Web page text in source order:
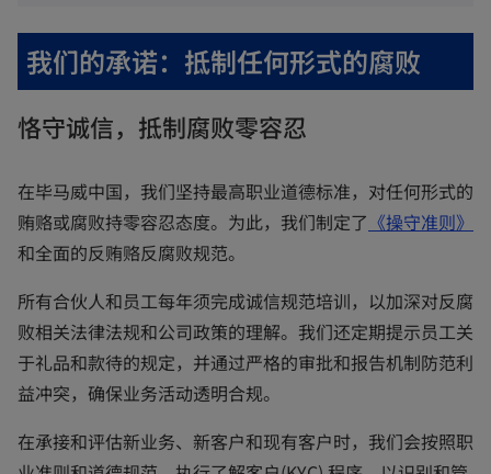
n
e
t
b
我们的承诺：抵制任何形式的腐败
恪守诚信，抵制腐败零容忍
在毕马威中国，我们坚持最高职业道德标准，对任何形式的
贿赂或腐败持零容忍态度。为此，我们制定了 《操守准则o
n
s
i
a
n
》
和全面的反贿赂反腐败规范。
所有合伙人和员工每年须完成诚信规范培训，以加深对反腐
败相关法律法规和公司政策的理解。我们还定期提示员工关
于礼品和款待的规定，并通过严格的审批和报告机制防范利
益冲突，确保业务活动透明合规。
在承接和评估新业务、新客户和现有客户时，我们会按照职